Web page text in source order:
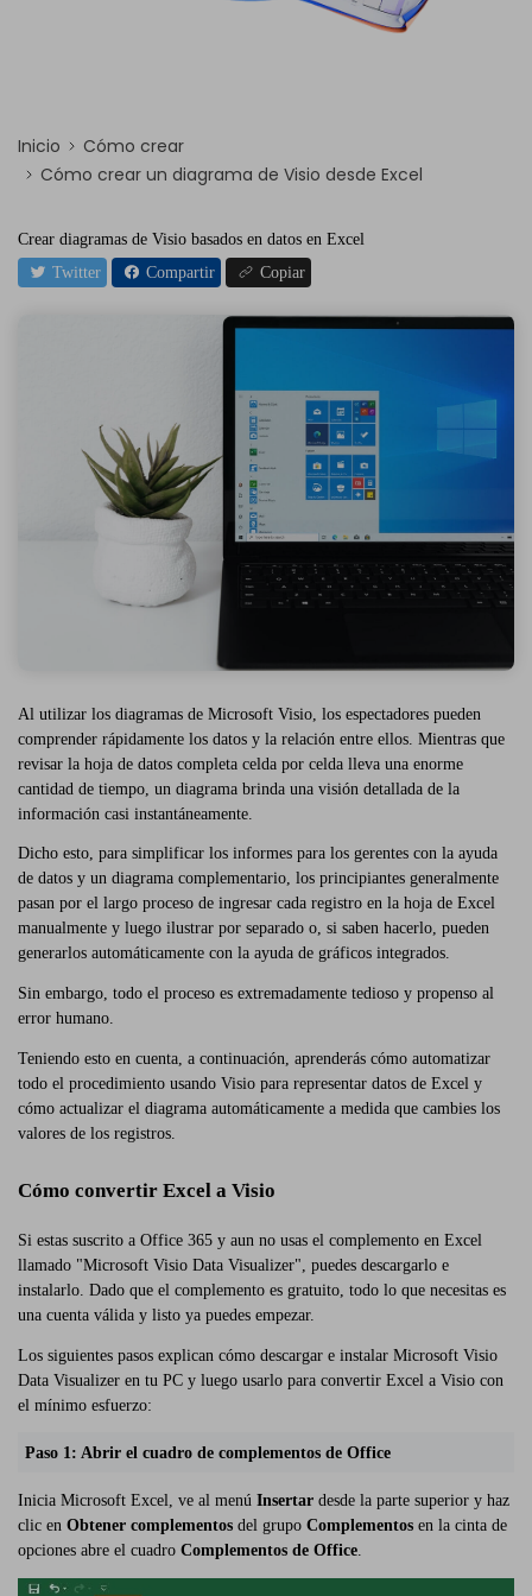
Inicio
Cómo crear
Cómo crear un diagrama de Visio desde Excel
Crear diagramas de Visio basados en datos en Excel
Twitter
Compartir Copiar
Al utilizar los diagramas de Microsoft Visio, los espectadores pueden
comprender rápidamente los datos y la relación entre ellos. Mientras que
revisar la hoja de datos completa celda por celda lleva una enorme
cantidad de tiempo, un diagrama brinda una visión detallada de la
información casi instantáneamente.
Dicho esto, para simplificar los informes para los gerentes con la ayuda
de datos y un diagrama complementario, los principiantes generalmente
pasan por el largo proceso de ingresar cada registro en la hoja de Excel
manualmente y luego ilustrar por separado o, si saben hacerlo, pueden
generarlos automáticamente con la ayuda de gráficos integrados.
Sin embargo, todo el proceso es extremadamente tedioso y propenso al
error humano.
Teniendo esto en cuenta, a continuación, aprenderás cómo automatizar
todo el procedimiento usando Visio para representar datos de Excel y
cómo actualizar el diagrama automáticamente a medida que cambies los
valores de los registros.
Cómo convertir Excel a Visio
Si estas suscrito a Office 365 y aun no usas el complemento en Excel
llamado "Microsoft Visio Data Visualizer", puedes descargarlo e
instalarlo. Dado que el complemento es gratuito, todo lo que necesitas es
una cuenta válida y listo ya puedes empezar.
Los siguientes pasos explican cómo descargar e instalar Microsoft Visio
Data Visualizer en tu PC y luego usarlo para convertir Excel a Visio con
el mínimo esfuerzo:
Paso 1: Abrir el cuadro de complementos de Office
Inicia Microsoft Excel, ve al menú Insertar desde la parte superior y haz
clic en Obtener complementos del grupo Complementos en la cinta de
opciones abre el cuadro Complementos de Office.